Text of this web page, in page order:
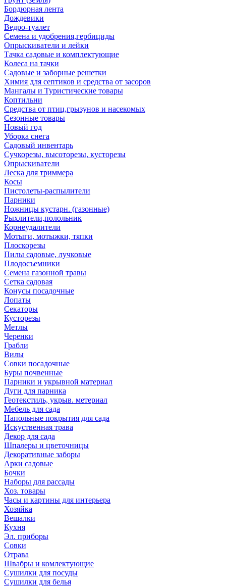
Бордюрная лента
Дождевики
Ведро-туалет
Семена и удобрения,гербициды
Опрыскиватели и лейки
Тачка садовые и комплектующие
Колеса на тачки
Садовые и заборные решетки
Химия для септиков и средства от засоров
Мангалы и Туристические товары
Коптильни
Средства от птиц,грызунов и насекомых
Сезонные товары
Новый год
Уборка снега
Садовый инвентарь
Сучкорезы, высоторезы, кусторезы
Опрыскиватели
Леска для триммера
Косы
Пистолеты-распылители
Парники
Ножницы кустарн. (газонные)
Рыхлители,полольник
Корнеудалители
Мотыги, мотыжки, тяпки
Плоскорезы
Пилы садовые, лучковые
Плодосъемники
Семена газонной травы
Сетка садовая
Конусы посадочные
Лопаты
Секаторы
Кусторезы
Метлы
Черенки
Грабли
Вилы
Совки посадочные
Буры почвенные
Парники и укрывной материал
Дуги для парника
Геотекстиль, укрыв. метериал
Мебель для сада
Напольные покрытия для сада
Искуственная трава
Декор для сада
Шпалеры и цветочницы
Декоративные заборы
Арки садовые
Бочки
Наборы для рассады
Хоз. товары
Часы и картины для интерьера
Хозяйка
Вешалки
Кухня
Эл. приборы
Совки
Отрава
Швабры и комлектующие
Сушилки для посуды
Сушилки для белья